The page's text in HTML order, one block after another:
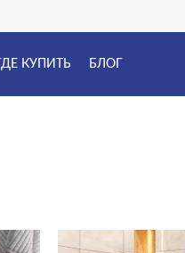
ГДЕ КУПИТЬ БЛОГ